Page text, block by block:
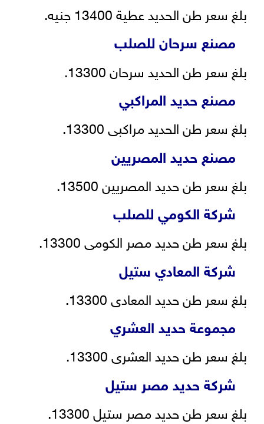
بلغ سعر طن الحديد عطية 13400 جنيه.
مصنع سرحان للصلب
بلغ سعر طن الحديد سرحان 13300.
مصنع حديد المراكبي
بلغ سعر طن الحديد مراكبى 13300.
مصنع حديد المصريين
بلغ سعر طن حديد المصريين 13500.
شركة الكومي للصلب
بلغ سعر طن حديد مصر الكومى 13300.
شركة المعادي ستيل
بلغ سعر طن حديد المعادى 13300.
مجموعة حديد العشري
بلغ سعر طن حديد العشرى 13300.
شركة حديد مصر ستيل
بلغ سعر طن حديد مصر ستيل 13300.